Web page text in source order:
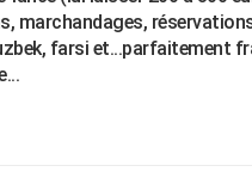
marchandages,
farsi et...parfaitement